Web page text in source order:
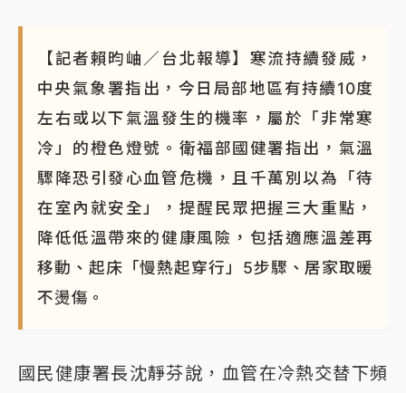
【記者賴昀岫／台北報導】寒流持續發威，
中央氣象署指出，今日局部地區有持續10度
左右或以下氣溫發生的機率，屬於「非常寒
冷」的橙色燈號。衛福部國健署指出，氣溫
驟降恐引發心血管危機，且千萬別以為「待
在室內就安全」，提醒民眾把握三大重點，
降低低溫帶來的健康風險，包括適應溫差再
移動、起床「慢熱起穿行」5步驟、居家取暖
不燙傷。
國民健康署長沈靜芬說，血管在冷熱交替下頻